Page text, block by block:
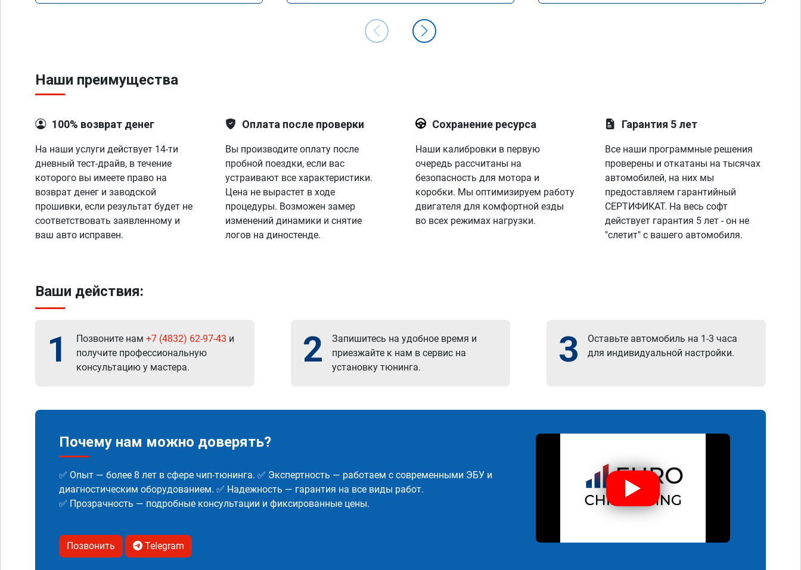
Наши преимущества
100% возврат денег
На наши услуги действует 14-ти
дневный тест-драйв, в течение
которого вы имеете право на
возврат денег и заводской
прошивки, если результат будет не
соответствовать заявленному и
ваш авто исправен.
Оплата после проверки
Вы производите оплату после
пробной поездки, если вас
устраивают все характеристики.
Цена не вырастет в ходе
процедуры. Возможен замер
изменений динамики и снятие
логов на диностенде.
Сохранение ресурса
Наши калибровки в первую
очередь рассчитаны на
безопасность для мотора и
коробки. Мы оптимизируем работу
двигателя для комфортной езды
во всех режимах нагрузки.
Гарантия 5 лет
Все наши программные решения
проверены и откатаны на тысячах
автомобилей, на них мы
предоставляем гарантийный
СЕРТИФИКАТ. На весь софт
действует гарантия 5 лет - он не
"слетит" с вашего автомобиля.
Ваши действия:
1 Позвоните нам +7 (4832) 62-97-43 и
получите профессиональную
консультацию у мастера.
2
Запишитесь на удобное время и
приезжайте к нам в сервис на
установку тюнинга.
3
Оставьте автомобиль на 1-3 часа
для индивидуальной настройки.
Почему нам можно доверять?
✅ Опыт — более 8 лет в сфере чип-тюнинга. ✅ Экспертность — работаем с современными ЭБУ и
диагностическим оборудованием. ✅ Надежность — гарантия на все виды работ.
✅ Прозрачность — подробные консультации и фиксированные цены.
Позвонить Telegram